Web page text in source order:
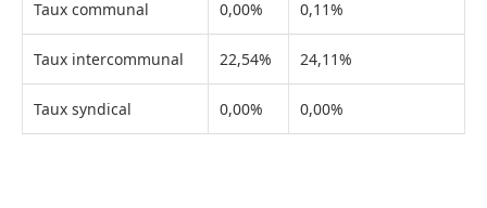
Taux communal 0,00% 0,11%
Taux intercommunal 22,54% 24,11%
Taux syndical 0,00% 0,00%